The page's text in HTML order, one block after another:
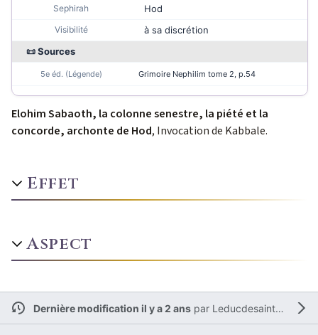
Sephirah Hod
Visibilité
à sa discrétion
📜 Sources
5e éd. (Légende) Grimoire Nephilim tome 2, p.54
Elohim Sabaoth, la colonne senestre, la piété et la
concorde, archonte de Hod, Invocation de Kabbale.
Effet
Aspect
Dernière modification il y a 2 anspar Leducdesaintamand